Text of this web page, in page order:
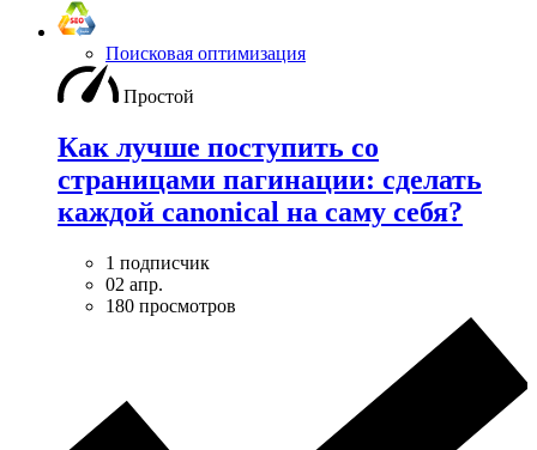
Поисковая оптимизация
Простой
Как лучше поступить со
страницами пагинации: сделать
каждой canonical на саму себя?
1 подписчик
02 апр.
180 просмотров